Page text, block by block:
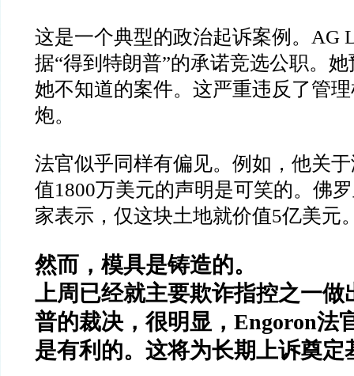
这是一个典型的政治起诉案例。 AG
据“得到特朗普”的承诺竞选公职。
她不知道的案件。这严重违反了管
炮。
法官似乎同样有偏见。例如，他关
值1800万美元的声明是可笑的。佛
家表示，仅这块土地就价值5亿美元
然而，模具是铸造的。
上周已经就主要欺诈指控之一做
普的裁决，很明显， Engoron法
是有利的。这将为长期上诉奠定